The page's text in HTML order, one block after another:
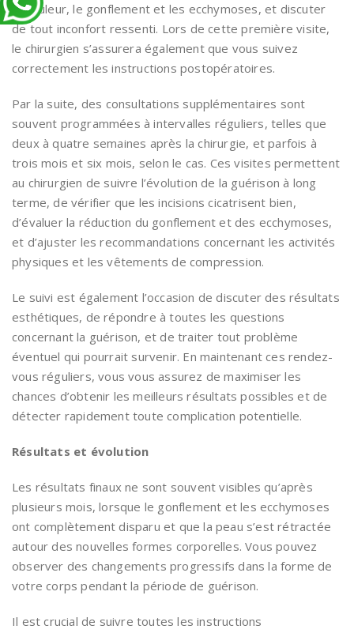
la douleur, le gonflement et les ecchymoses, et discuter
de tout inconfort ressenti. Lors de cette première visite,
le chirurgien s’assurera également que vous suivez
correctement les instructions postopératoires.
Par la suite, des consultations supplémentaires sont
souvent programmées à intervalles réguliers, telles que
deux à quatre semaines après la chirurgie, et parfois à
trois mois et six mois, selon le cas. Ces visites permettent
au chirurgien de suivre l’évolution de la guérison à long
terme, de vérifier que les incisions cicatrisent bien,
d’évaluer la réduction du gonflement et des ecchymoses,
et d’ajuster les recommandations concernant les activités
physiques et les vêtements de compression.
Le suivi est également l’occasion de discuter des résultats
esthétiques, de répondre à toutes les questions
concernant la guérison, et de traiter tout problème
éventuel qui pourrait survenir. En maintenant ces rendez-
vous réguliers, vous vous assurez de maximiser les
chances d’obtenir les meilleurs résultats possibles et de
détecter rapidement toute complication potentielle.
Résultats et évolution
Les résultats finaux ne sont souvent visibles qu’après
plusieurs mois, lorsque le gonflement et les ecchymoses
ont complètement disparu et que la peau s’est rétractée
autour des nouvelles formes corporelles. Vous pouvez
observer des changements progressifs dans la forme de
votre corps pendant la période de guérison.
Il est crucial de suivre toutes les instructions